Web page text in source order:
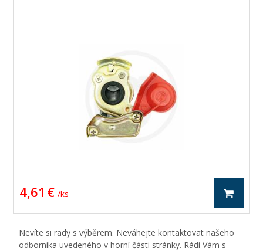
4,61 € / ks
Nevíte si rady s výběrem. Neváhejte kontaktovat našeho
odborníka uvedeného v horní části stránky. Rádi Vám s